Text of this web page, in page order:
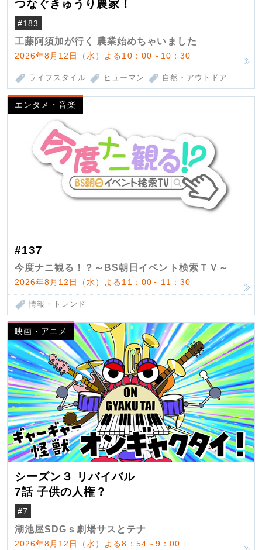
つなぐきゅうり農家！
#183
工藤阿須加が行く 農業始めちゃいました
2026年8月12日（水）よる10：00～10：30
ライフスタイル ヒューマン 自然・アウトドア
エンタメ・音楽
#137
今度ナニ観る！？～BS朝日イベント検索ＴＶ～
2026年8月12日（水）よる11：00～11：30
情報・トレンド
映画・アニメ
シーズン３ リバイバル
7話 子供の人権？
#7
湖池屋SDGｓ劇場サスとテナ
2026年8月12日（水）よる8：54～9：00